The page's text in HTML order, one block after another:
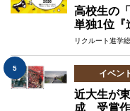
高校生の
単独1位『
リクルート進学
5
イベン
近大生が
成 受賞作